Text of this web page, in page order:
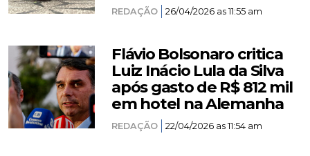
REDAÇÃO 26/04/2026 as 11:55 am
Flávio Bolsonaro critica
Luiz Inácio Lula da Silva
após gasto de R$ 812 mil
em hotel na Alemanha
REDAÇÃO 22/04/2026 as 11:54 am